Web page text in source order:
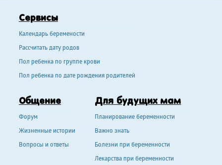
Сервисы
Календарь беремености
Рассчитать дату родов
Пол ребенка по группе крови
Пол ребенка по дате рождения родителей
Общение
Форум
Жизненные истории
Вопросы и ответы
Для будущих мам
Планирование беременности
Важно знать
Болезни при беременности
Лекарства при беременности